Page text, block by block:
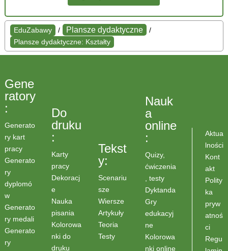
EduZabawy / Plansze dydaktyczne
/
Plansze dydaktyczne: Kształty
Gene
ratory
:
Generato
ry kart
pracy
Generato
ry
dyplomó
w
Generato
ry medali
Generato
ry
Do
druku
:
Karty
pracy
Dekoracj
e
Nauka
pisania
Kolorowa
nki do
druku
Tekst
y:
Scenariu
sze
Wiersze
Artykuły
Teoria
Testy
Nauk
a
online
:
Quizy,
ćwiczenia
, testy
Dyktanda
Gry
edukacyj
ne
Kolorowa
nki online
Aktua
lności
Kont
akt
Polity
ka
pryw
atnoś
ci
Regu